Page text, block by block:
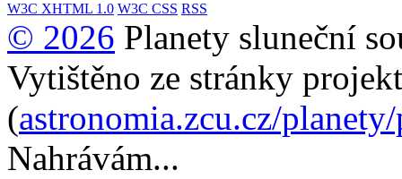
W3C XHTML 1.0 W3C CSS RSS
© 2026 Planety sluneční
Vytištěno ze stránky
(astronomia.zcu.cz/
Nahrávám...